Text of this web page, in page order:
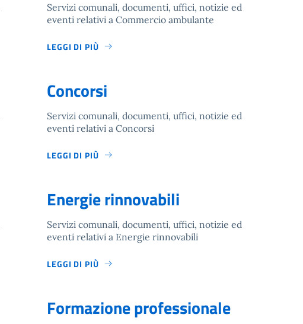
Servizi comunali, documenti, uffici, notizie ed
eventi relativi a Commercio ambulante
LEGGI DI PIÙ
Concorsi
Servizi comunali, documenti, uffici, notizie ed
eventi relativi a Concorsi
LEGGI DI PIÙ
Energie rinnovabili
Servizi comunali, documenti, uffici, notizie ed
eventi relativi a Energie rinnovabili
LEGGI DI PIÙ
Formazione professionale